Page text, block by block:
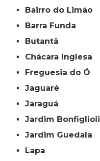
Bairro do Limão
Barra Funda
Butantã
Chácara Inglesa
Freguesia do Ó
Jaguaré
Jaraguá
Jardim Bonfiglioli
Jardim Guedala
Lapa